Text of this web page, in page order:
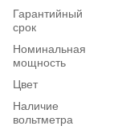
Гарантийный
срок
Номинальная
мощность
Цвет
Наличие
вольтметра